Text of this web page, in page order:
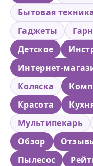
Бытовая
Гаджеты
Детское
Интернет-
Коляска
Красота
Мультипекарь
Обзор
Пылесос